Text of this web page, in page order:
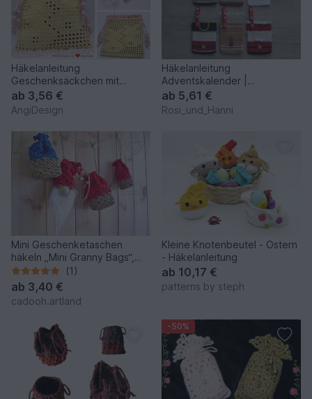
Häkelanleitung
Geschenksäckchen mit
Hasenmotiv
ab 3,56 €
AngiDesign
Häkelanleitung
Adventskalender |
Geschenkesäckchen zu
Weihnachten
ab 5,61 €
Rosi_und_Hanni
Mini Geschenketaschen
häkeln „Mini Granny Bags“,
Papiergarn, inkl. Wichtel
(1)
ab 3,40 €
cadooh.artland
Kleine Knotenbeutel - Ostern
- Häkelanleitung
ab 10,17 €
patterns by steph
-50%